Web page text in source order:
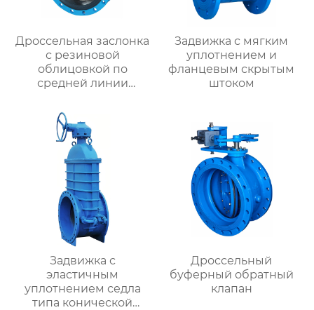
Дроссельная заслонка
с резиновой
облицовкой по
средней линии
Задвижка с мягким
уплотнением и
фланцевым скрытым
штоком
Задвижка с
эластичным
уплотнением седла
типа конической
Дроссельный
буферный обратный
клапан